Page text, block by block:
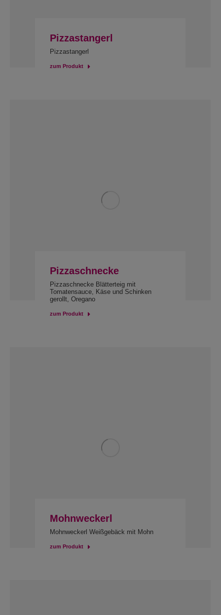
Pizzastangerl
Pizzastangerl
zum Produkt
Pizzaschnecke
Pizzaschnecke Blätterteig mit
Tomatensauce, Käse und Schinken
gerollt, Oregano
zum Produkt
Mohnweckerl
Mohnweckerl Weißgebäck mit Mohn
zum Produkt